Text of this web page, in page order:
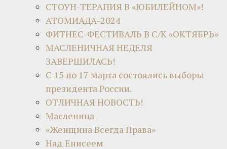
СТОУН-ТЕРАПИЯ В «ЮБИЛЕЙНОМ»!
АТОМИАДА-2024
ФИТНЕС-ФЕСТИВАЛЬ В С/К «ОКТЯБРЬ»
МАСЛЕНИЧНАЯ НЕДЕЛЯ
ЗАВЕРШИЛАСЬ!
С 15 по 17 марта состоялись выборы
президента России.
ОТЛИЧНАЯ НОВОСТЬ!
Масленица
«Женщина Всегда Права»
Над Енисеем